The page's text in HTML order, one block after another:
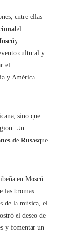
entre ellas
el
y
cultural y
el
y América
sino que
Un
de Rusasque
en Moscú
las bromas
de la música, el
el deseo de
y fomentar un